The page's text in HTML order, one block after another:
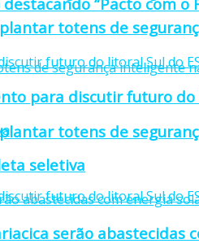
totens de
totens de
para discutir futuro do
seletiva
serão abastecidas